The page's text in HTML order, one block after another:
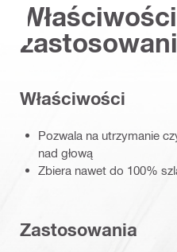
Właściwości
Pozwala na utrzymanie
nad głową
Zbiera nawet do 100%
Zastosowania